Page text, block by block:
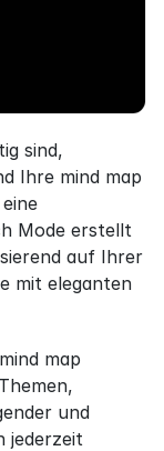
sind,
Ihre mind map
Mode erstellt
auf Ihrer
mit eleganten
map
und
jederzeit